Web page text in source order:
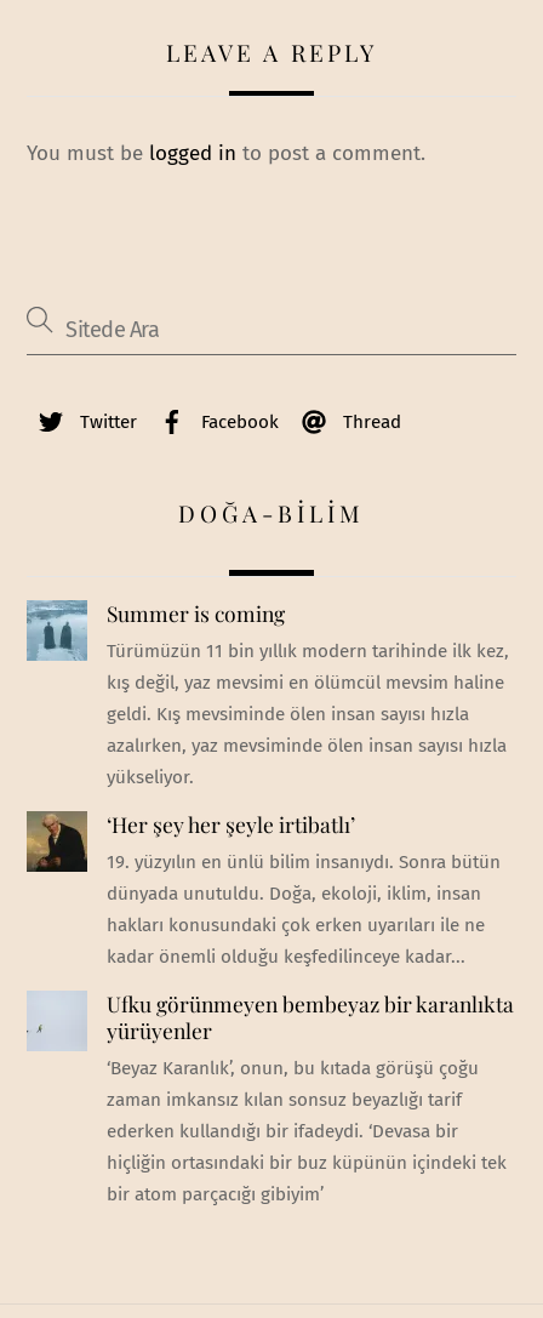
LEAVE A REPLY
You must be logged in to post a comment.
Twitter Facebook Thread
DOĞA-BİLİM
Summer is coming
Türümüzün 11 bin yıllık modern tarihinde ilk kez,
kış değil, yaz mevsimi en ölümcül mevsim haline
geldi. Kış mevsiminde ölen insan sayısı hızla
azalırken, yaz mevsiminde ölen insan sayısı hızla
yükseliyor.
‘Her şey her şeyle irtibatlı’
19. yüzyılın en ünlü bilim insanıydı. Sonra bütün
dünyada unutuldu. Doğa, ekoloji, iklim, insan
hakları konusundaki çok erken uyarıları ile ne
kadar önemli olduğu keşfedilinceye kadar...
Ufku görünmeyen bembeyaz bir karanlıkta
yürüyenler
‘Beyaz Karanlık’, onun, bu kıtada görüşü çoğu
zaman imkansız kılan sonsuz beyazlığı tarif
ederken kullandığı bir ifadeydi. ‘Devasa bir
hiçliğin ortasındaki bir buz küpünün içindeki tek
bir atom parçacığı gibiyim’